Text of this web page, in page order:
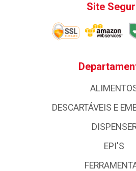
Site
DESCARTÁVEIS E
EPI'S